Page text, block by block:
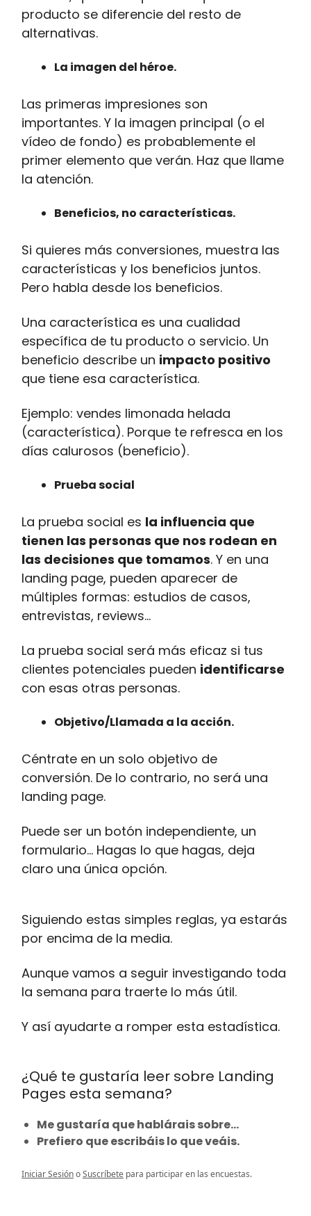
producto se diferencie del resto de
alternativas.
La imagen del héroe.
Las primeras impresiones son
importantes. Y la imagen principal (o el
vídeo de fondo) es probablemente el
primer elemento que verán. Haz que llame
la atención.
Beneficios, no características.
Si quieres más conversiones, muestra las
características y los beneficios juntos.
Pero habla desde los beneficios.
Una característica es una cualidad
específica de tu producto o servicio. Un
beneficio describe un impacto positivo
que tiene esa característica.
Ejemplo: vendes limonada helada
(característica). Porque te refresca en los
días calurosos (beneficio).
Prueba social
La prueba social es la influencia que
tienen las personas que nos rodean en
las decisiones que tomamos. Y en una
landing page, pueden aparecer de
múltiples formas: estudios de casos,
entrevistas, reviews…
La prueba social será más eficaz si tus
clientes potenciales pueden identificarse
con esas otras personas.
Objetivo/Llamada a la acción.
Céntrate en un solo objetivo de
conversión. De lo contrario, no será una
landing page.
Puede ser un botón independiente, un
formulario... Hagas lo que hagas, deja
claro una única opción.
Siguiendo estas simples reglas, ya estarás
por encima de la media.
Aunque vamos a seguir investigando toda
la semana para traerte lo más útil.
Y así ayudarte a romper esta estadística.
¿Qué te gustaría leer sobre Landing
Pages esta semana?
Me gustaría que hablárais sobre...
Prefiero que escribáis lo que veáis.
Iniciar SesiónoSuscríbete para participar en las encuestas.